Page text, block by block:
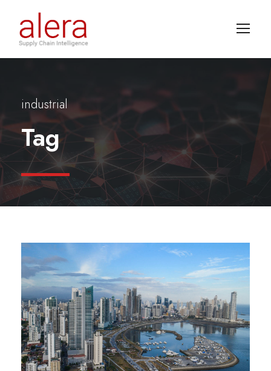
industrial
Tag